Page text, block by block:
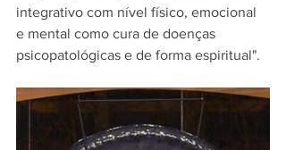
integrativo com nível físico, emocional
e mental como cura de doenças
psicopatológicas e de forma espiritual".